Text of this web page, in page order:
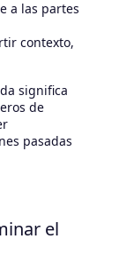
a las partes
contexto,
significa
de
pasadas
el